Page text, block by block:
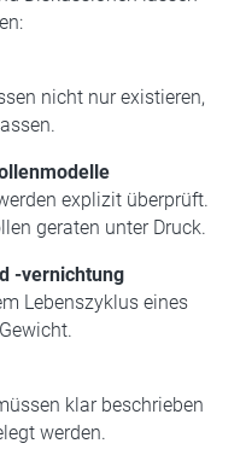
nicht nur existieren,
explizit überprüft.
geraten unter Druck.
-vernichtung
Lebenszyklus eines
klar beschrieben
werden.